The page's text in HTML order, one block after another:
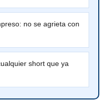
no se agrieta con
short que ya